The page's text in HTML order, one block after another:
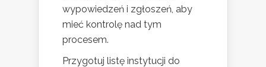
wypowiedzeń i zgłoszeń, aby
mieć kontrolę nad tym
procesem.
Przygotuj listę instytucji do